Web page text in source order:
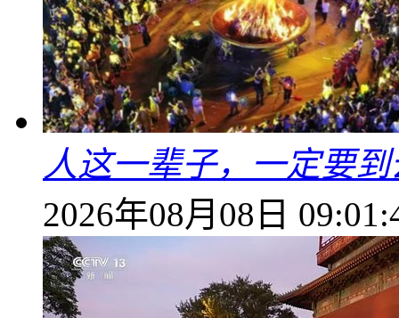
人这一辈子，一定要
2026年08月08日